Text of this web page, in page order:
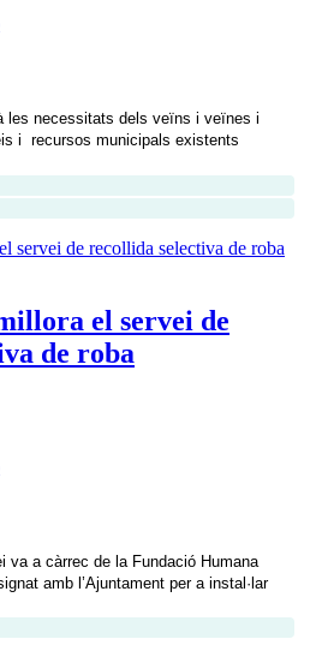
les necessitats dels veïns i veïnes i
i recursos municipals existents
el servei de
de roba
va a càrrec de la Fundació Humana
amb l’Ajuntament per a instal·lar